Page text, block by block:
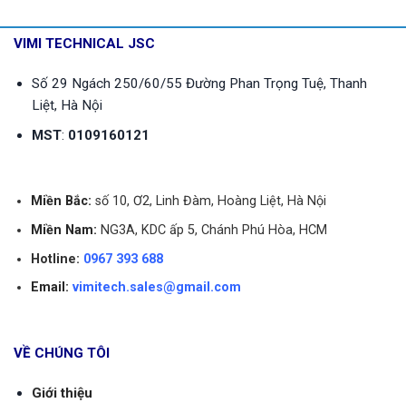
VIMI TECHNICAL JSC
Số 29 Ngách 250/60/55 Đường Phan Trọng Tuệ, Thanh
Liệt, Hà Nội
MST: 0109160121
Miền Bắc: số 10, Ơ2, Linh Đàm, Hoàng Liệt, Hà Nội
Miền Nam: NG3A, KDC ấp 5, Chánh Phú Hòa, HCM
Hotline: 0967 393 688
Email: vimitech.sales@gmail.com
VỀ CHÚNG TÔI
Giới thiệu